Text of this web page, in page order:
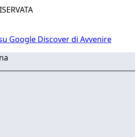
Google Discover di Avvenire